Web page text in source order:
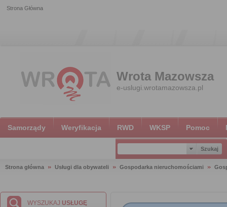
Strona Główna
Wrota Mazowsza
e-uslugi.wrotamazowsza.pl
Samorządy Weryfikacja RWD WKSP Pomoc
Strona główna Usługi dla obywateli Gospodarka nieruchomościami
WYSZUKAJ USŁUGĘ